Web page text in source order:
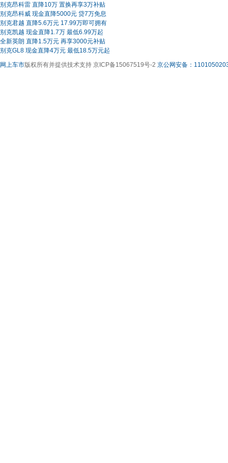
别克昂科雷 直降10万 置换再享3万补贴
别克昂科威 现金直降5000元 贷7万免息
别克君越 直降5.6万元 17.99万即可拥有
别克凯越 现金直降1.7万 最低6.99万起
全新英朗 直降1.5万元 再享3000元补贴
别克GL8 现金直降4万元 最低18.5万元起
网上车市版权所有并提供技术支持 京ICP备15067519号-2 京公网安备：